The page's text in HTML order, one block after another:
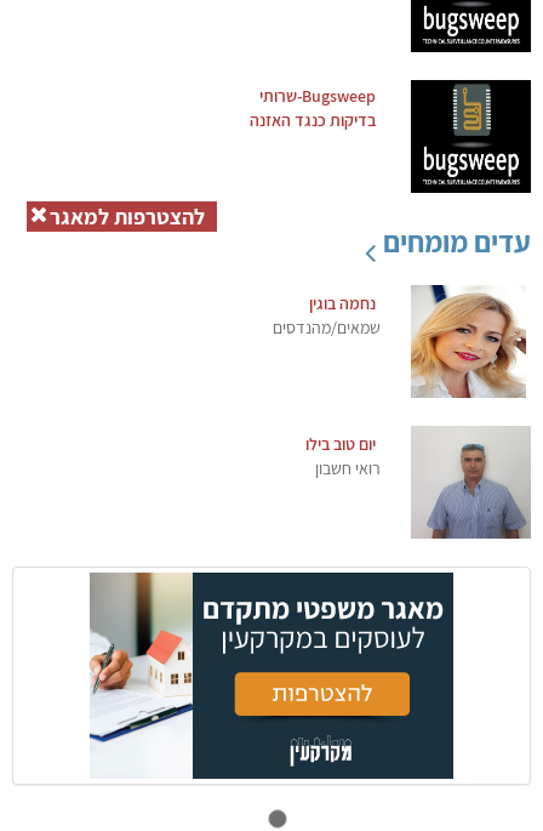
Bugsweep-שרותי
בדיקות כנגד האזנה
עדים מומחים
נחמה בוגין
שמאים/מהנדסים
יום טוב בילו
רואי חשבון
להצטרפות למאגר